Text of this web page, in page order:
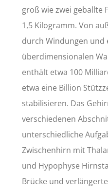
groß wie zwei geballte
1,5 Kilogramm. Von
durch Windungen und
überdimensionalen
enthält etwa 100
etwa eine Billion
stabilisieren. Das
verschiedenen
unterschiedliche
Zwischenhirn mit
und Hypophyse
Brücke und